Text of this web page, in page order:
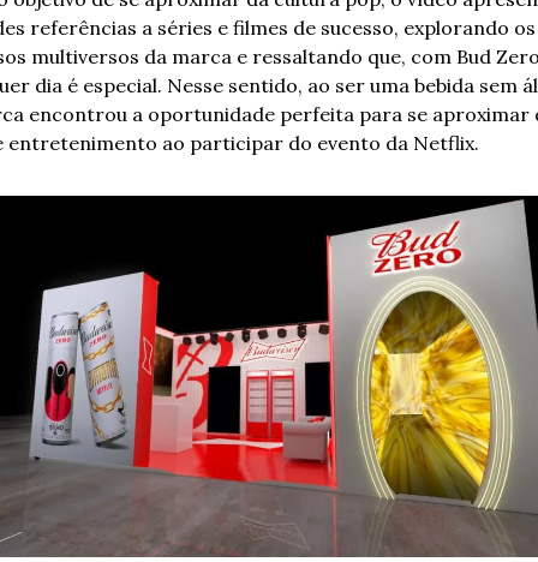
referências a séries e filmes de sucesso, explorando os
multiversos da marca e ressaltando que, com Bud
dia é especial. Nesse sentido, ao ser uma bebida sem
encontrou a oportunidade perfeita para se aproximar
entretenimento ao participar do evento da Netflix.